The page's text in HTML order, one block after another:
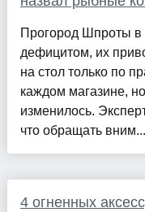
Прогород Шпроты в
дефицитом, их
на стол только по
каждом магазине,
изменилось.
что обращать вним...
4 огненных